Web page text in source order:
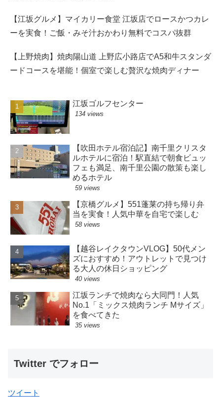
【江坂グルメ】マイカリー食堂 江坂店でロースかつカレ
ーを実食！ご飯・みそ汁おかわり無料でコスパ抜群
【上野焼肉】焼肉陽山道 上野広小路店でA5和牛スタンダ
ードコースを堪能！個室で楽しむ贅沢な焼肉ディナー
江坂ゴルフセンター
134 views
【吹田ホテル宿泊記】南千里クリスタ
ルホテルに宿泊！駅直結で朝食ビュッ
フェも満足、南千里公園の散策も楽し
めるホテル
59 views
【京橋グルメ】551蓬莱の持ち帰り弁
当を実食！人気中華を自宅で楽しむ
58 views
【越谷レイクタウンVLOG】50代メン
ズにおすすめ！アウトレットで見つけ
る大人の休日ショッピング
40 views
江坂ランチで焼肉なら大同門！人気
No.1「ミックス焼肉ランチ Mサイズ」
を食べてきた
35 views
Twitter でフォロー
ツイート